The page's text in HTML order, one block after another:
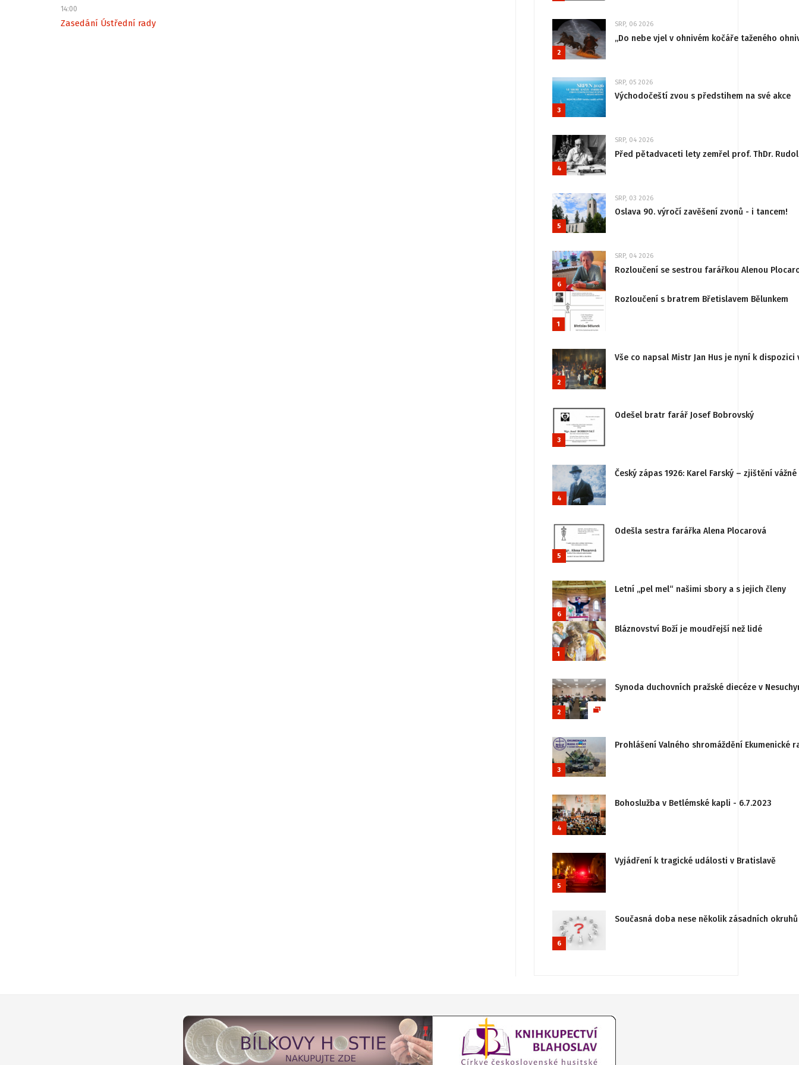
14:00
Zasedání Ústřední rady
2
SRP, 06 2026
„Do nebe vjel v ohnivém kočáře taženého
3
SRP, 05 2026
Východočeští zvou s předstihem na své akce
4
SRP, 04 2026
Před pětadvaceti lety zemřel prof. ThDr.
5
SRP, 03 2026
Oslava 90. výročí zavěšení zvonů - i tancem!
6
SRP, 04 2026
Rozloučení se sestrou farářkou Alenou
1
Rozloučení s bratrem Břetislavem Bělunkem
2
Vše co napsal Mistr Jan Hus je nyní k
3
Odešel bratr farář Josef Bobrovský
4
Český zápas 1926: Karel Farský – zjištění
5
Odešla sestra farářka Alena Plocarová
6
Letní „pel mel“ našimi sbory a s jejich členy
1
Bláznovství Boží je moudřejší než lidé
2
Synoda duchovních pražské diecéze v
3
Prohlášení Valného shromáždění
4
Bohoslužba v Betlémské kapli - 6.7.2023
5
Vyjádření k tragické události v Bratislavě
6
Současná doba nese několik zásadních